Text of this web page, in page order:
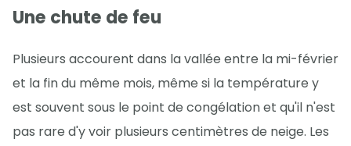
Une chute de feu
Plusieurs accourent dans la vallée entre la mi-février
et la fin du même mois, même si la température y
est souvent sous le point de congélation et qu'il n'est
pas rare d'y voir plusieurs centimètres de neige. Les